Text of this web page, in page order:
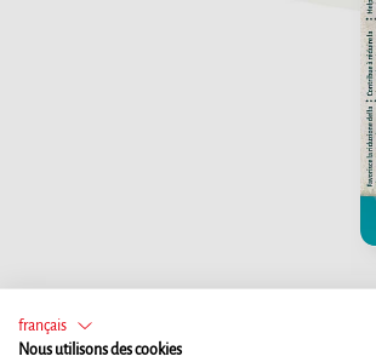
français
Nous utilisons des cookies